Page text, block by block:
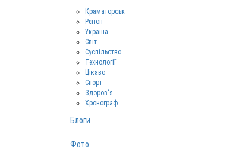
Краматорськ
Регіон
Україна
Світ
Суспільство
Технології
Цікаво
Спорт
Здоров‘я
Хронограф
Блоги
Фото